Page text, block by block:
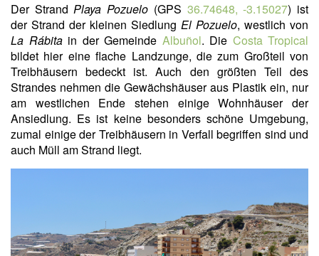
Der StrandPlaya Pozuelo (GPS 36.74648, -3.15027) ist
der Strand der kleinen Siedlung El Pozuelo, westlich von
La Rábitain der Gemeinde Albuñol. Die Costa Tropical
bildet hier eine flache Landzunge, die zum Großteil von
Treibhäusern bedeckt ist. Auch den größten Teil des
Strandes nehmen die Gewächshäuser aus Plastik ein, nur
am westlichen Ende stehen einige Wohnhäuser der
Ansiedlung. Es ist keine besonders schöne Umgebung,
zumal einige der Treibhäusern in Verfall begriffen sind und
auch Müll am Strand liegt.